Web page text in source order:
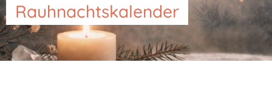
Rauhnachtskalender